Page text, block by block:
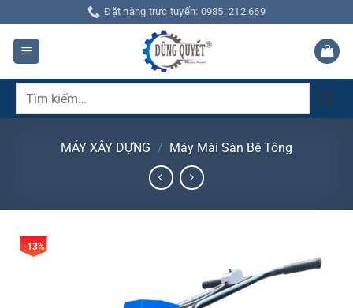
qua
dung
Đặt hàng trực tuyến: 0985. 212.669
Tìm
MÁY XÂY DỰNG / Máy Mài Sàn Bê Tông
-13%